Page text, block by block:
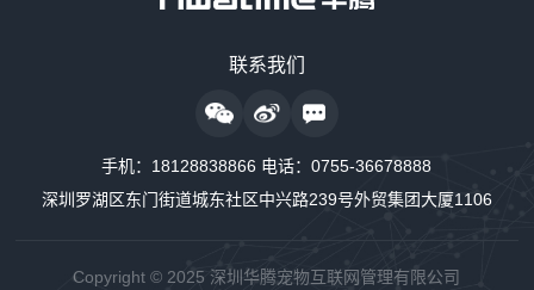
联系我们
手机： 18128838866 电话：0755-36678888
深圳罗湖区东门街道城东社区中兴路239号外贸集团大厦1106
Copyright © 2025 深圳华腾宠物互联网管理有限公司
18128838889